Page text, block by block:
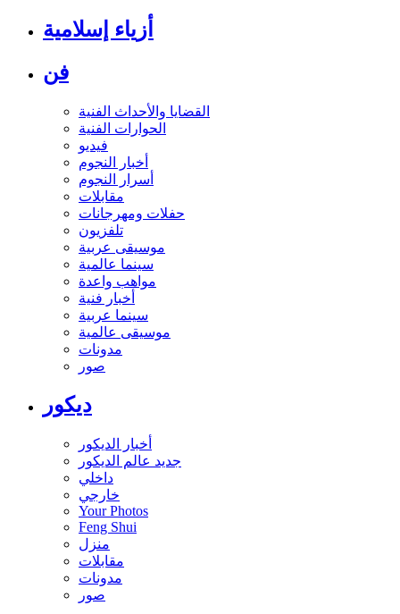
أزياء إسلامية
فن
القضايا والأحداث الفنية
الحوارات الفنية
فيديو
أخبار النجوم
أسرار النجوم
مقابلات
حفلات ومهرجانات
تلفزيون
موسيقى عربية
سينما عالمية
مواهب واعدة
أخبار فنية
سينما عربية
موسيقى عالمية
مدونات
صور
ديكور
أخبار الديكور
جديد عالم الديكور
داخلي
خارجي
Your Photos
Feng Shui
منزل
مقابلات
مدونات
صور